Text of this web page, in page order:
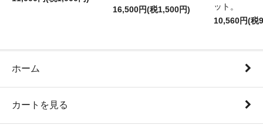
16,500円(税1,500円)
ット。
10,560円(税
ホーム
カートを見る